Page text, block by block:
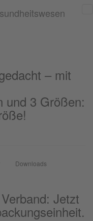
– mit
und 3 Größen:
Downloads
Jetzt